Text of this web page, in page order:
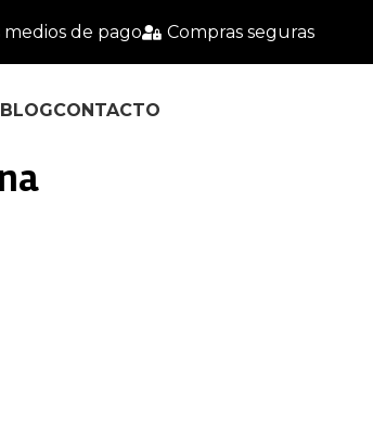
de pago Compras seguras
BLOGCONTACTO